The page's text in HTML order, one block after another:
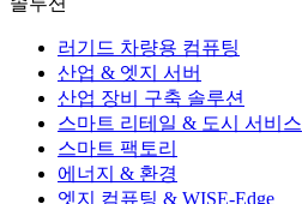
러기드 차량용 컴퓨팅
산업 & 엣지 서버
산업 장비 구축 솔루션
스마트 리테일 & 도시 서비스
스마트 팩토리
에너지 & 환경
엣지 컴퓨팅 & WISE-Edge